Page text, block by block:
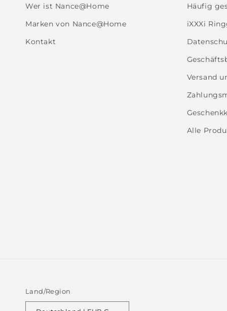
Wer ist Nance@Home
Marken von Nance@Home
Kontakt
Häufig
iXXXi
Versand
Alle
Land/Region